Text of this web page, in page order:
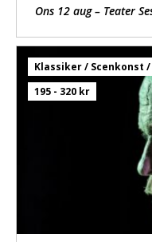
Mask: Jessica
Producent: Robin
Ons 12 aug – Teater
Klassiker / Scenkonst
195 - 320 kr